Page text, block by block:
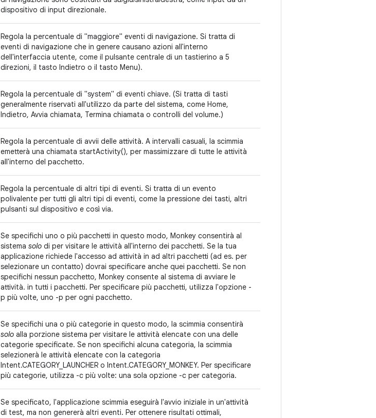
dispositivo di input direzionale.
Regola la percentuale di "maggiore" eventi di navigazione. Si tratta di
eventi di navigazione che in genere causano azioni all'interno
dell'interfaccia utente, come il pulsante centrale di un tastierino a 5
direzioni, il tasto Indietro o il tasto Menu).
Regola la percentuale di "system" di eventi chiave. (Si tratta di tasti
generalmente riservati all'utilizzo da parte del sistema, come Home,
Indietro, Avvia chiamata, Termina chiamata o controlli del volume.)
Regola la percentuale di avvii delle attività. A intervalli casuali, la scimmia
emetterà una chiamata startActivity(), per massimizzare di tutte le attività
all'interno del pacchetto.
Regola la percentuale di altri tipi di eventi. Si tratta di un evento
polivalente per tutti gli altri tipi di eventi, come la pressione dei tasti, altri
pulsanti sul dispositivo e così via.
Se specifichi uno o più pacchetti in questo modo, Monkey consentirà al
sistema solo di per visitare le attività all'interno dei pacchetti. Se la tua
applicazione richiede l'accesso ad attività in ad altri pacchetti (ad es. per
selezionare un contatto) dovrai specificare anche quei pacchetti. Se non
specifichi nessun pacchetto, Monkey consente al sistema di avviare le
attività. in tutti i pacchetti. Per specificare più pacchetti, utilizza l'opzione -
p più volte, uno -p per ogni pacchetto.
Se specifichi una o più categorie in questo modo, la scimmia consentirà
solo alla porzione sistema per visitare le attività elencate con una delle
categorie specificate. Se non specifichi alcuna categoria, la scimmia
selezionerà le attività elencate con la categoria
Intent.CATEGORY_LAUNCHER o Intent.CATEGORY_MONKEY. Per specificare
più categorie, utilizza -c più volte: una sola opzione -c per categoria.
Se specificato, l'applicazione scimmia eseguirà l'avvio iniziale in un'attività
di test, ma non genererà altri eventi. Per ottenere risultati ottimali,